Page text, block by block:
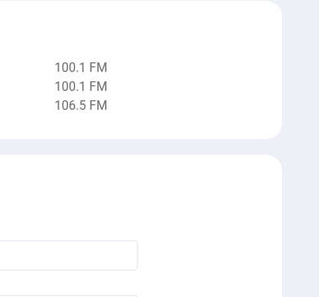
100.1 FM
100.1 FM
106.5 FM